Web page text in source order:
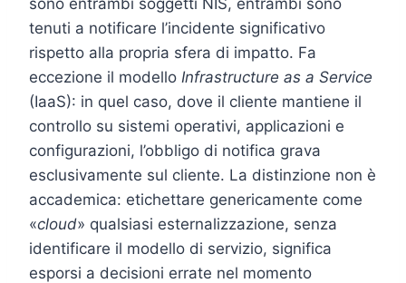
tenuti a notificare l’incidente significativo
rispetto alla propria sfera di impatto. Fa
eccezione il modello Infrastructure as a Service
(IaaS): in quel caso, dove il cliente mantiene il
controllo su sistemi operativi, applicazioni e
configurazioni, l’obbligo di notifica grava
esclusivamente sul cliente. La distinzione non è
accademica: etichettare genericamente come
«cloud» qualsiasi esternalizzazione, senza
identificare il modello di servizio, significa
esporsi a decisioni errate nel momento